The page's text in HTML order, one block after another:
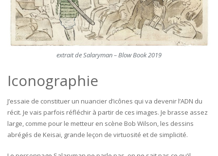
extrait de Salaryman – Blow Book 2019
Iconographie
J’essaie de constituer un nuancier d’icônes qui va devenir l’ADN du
récit. Je vais parfois réfléchir à partir de ces images. Je brasse assez
large, comme pour le metteur en scène Bob Wilson, les dessins
abrégés de Keisai, grande leçon de virtuosité et de simplicité.